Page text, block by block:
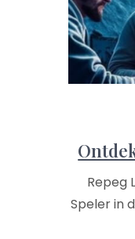
Repeg
Speler in